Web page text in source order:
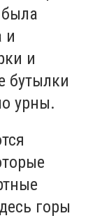
и
и
бутылки
урны.
горы